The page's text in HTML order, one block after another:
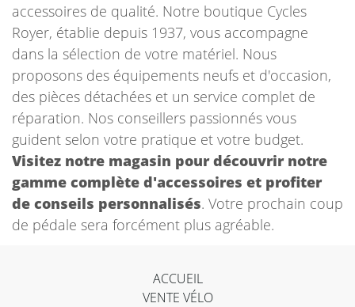
accessoires de qualité. Notre boutique Cycles
Royer, établie depuis 1937, vous accompagne
dans la sélection de votre matériel. Nous
proposons des équipements neufs et d'occasion,
des pièces détachées et un service complet de
réparation. Nos conseillers passionnés vous
guident selon votre pratique et votre budget.
Visitez notre magasin pour découvrir notre
gamme complète d'accessoires et profiter
de conseils personnalisés. Votre prochain coup
de pédale sera forcément plus agréable.
ACCUEIL
VENTE VÉLO